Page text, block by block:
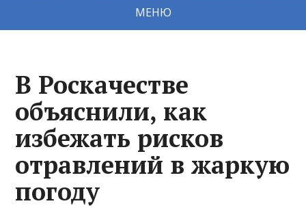
МЕНЮ
В Роскачестве
объяснили, как
избежать рисков
отравлений в жаркую
погоду